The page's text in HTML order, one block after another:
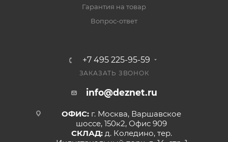
Гарантия на товар
Вопрос-ответ
+7 495 225-95-59
ЗАКАЗАТЬ ЗВОНОК
info@deznet.ru
ОФИС: г. Москва, Варшавское
шоссе, 150к2, Офис 909
СКЛАД: д. Коледино, тер.